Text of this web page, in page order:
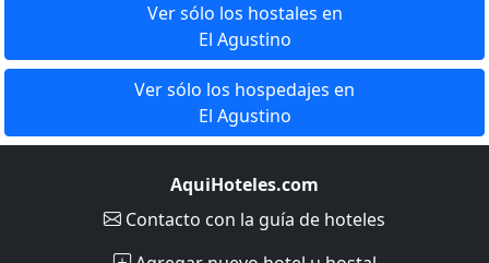
Ver sólo los hostales en
El Agustino
Ver sólo los hospedajes en
El Agustino
AquiHoteles.com
Contacto con la guía de hoteles